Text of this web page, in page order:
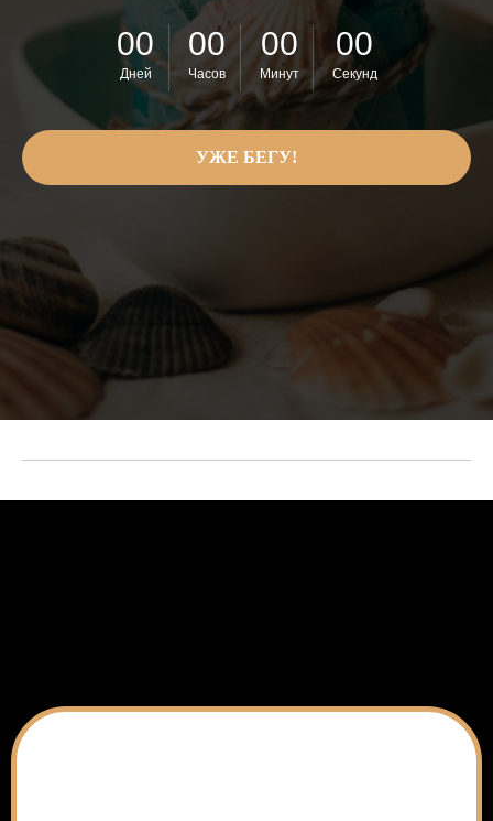
00
Дней
00
Часов
00
Минут
00
Секунд
УЖЕ БЕГУ!